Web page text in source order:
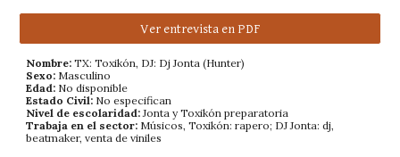
Ver entrevista en PDF
Nombre:TX: Toxikón, DJ: Dj Jonta (Hunter)
Sexo: Masculino
Edad: No disponible
Estado Civil: No especifican
Nivel de escolaridad:Jonta y Toxikón preparatoria
Trabaja en el sector: Músicos, Toxikón: rapero; DJ Jonta: dj,
beatmaker, venta de viniles